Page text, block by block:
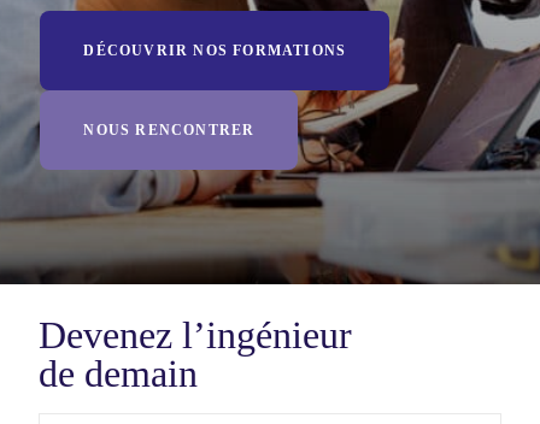
DÉCOUVRIR NOS FORMATIONS
NOUS RENCONTRER
Devenez l’ingénieur
de demain